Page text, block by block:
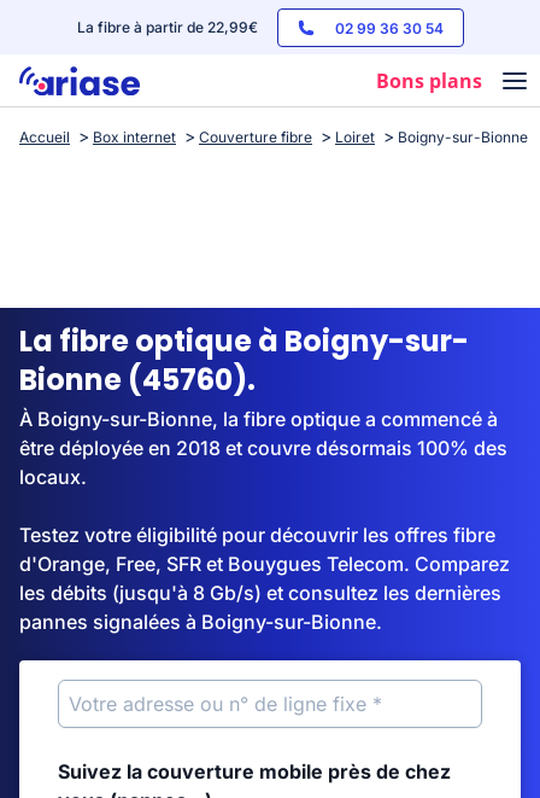
La fibre à partir de 22,99€ 02 99 36 30 54
Bons plans
Box internet
Streaming
Accueil Box internet Couverture fibre Loiret Boigny-sur-Bionne
La fibre optique à Boigny-sur-
Bionne (45760).
À Boigny-sur-Bionne, la fibre optique a commencé à
être déployée en 2018 et couvre désormais 100% des
locaux.
Testez votre éligibilité pour découvrir les offres fibre
d'Orange, Free, SFR et Bouygues Telecom. Comparez
les débits (jusqu'à 8 Gb/s) et consultez les dernières
pannes signalées à Boigny-sur-Bionne.
Suivez la couverture mobile près de chez